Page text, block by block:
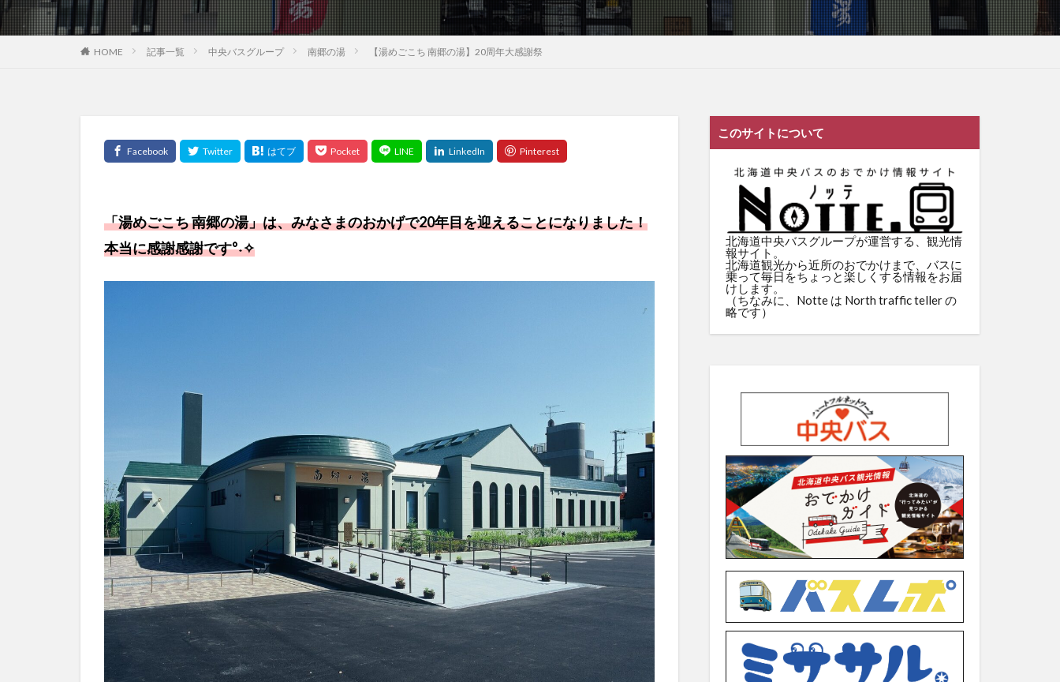
HOME 記事一覧 中央バスグループ 南郷の湯 【湯めごこち 南郷の湯】20周年大感謝祭
「湯めごこち 南郷の湯」は、みなさまのおかげで20年目を迎えることになりました！
本当に感謝感謝です°˖✧
このサイトについて
北海道中央バスグループが運営する、観光情
報サイト。
北海道観光から近所のおでかけまで、バスに
乗って毎日をちょっと楽しくする情報をお届
けします。
（ちなみに、Notte は North traffic teller の
略です）